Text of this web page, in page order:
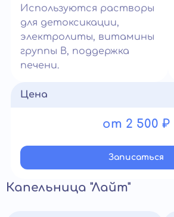
Используются растворы
для детоксикации,
электролиты, витамины
группы B, поддержка
печени.
Цена
от 2 500 ₽
Записатьcя
Капельница "Лайт"